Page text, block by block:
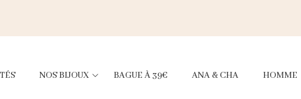
NOS BIJOUX BAGUE À 39€ ANA & CHA HOMME